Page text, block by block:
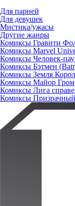
Для парней
Для девушек
Мистика/ужасы
Другие жанры
Комиксы Гравити
Комиксы Marvel
Комиксы Человек-
Комиксы Бэтмен
Комиксы Земля
Комиксы Майор Гром
Комиксы Лига
Комиксы